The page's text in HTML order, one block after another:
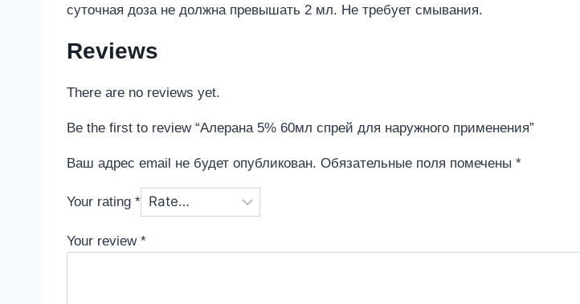
суточная доза не должна превышать 2 мл. Не требует смывания.
Reviews
There are no reviews yet.
Be the first to review “Алерана 5% 60мл спрей для наружного применения”
Ваш адрес email не будет опубликован. Обязательные поля помечены *
Your rating *
Your review *